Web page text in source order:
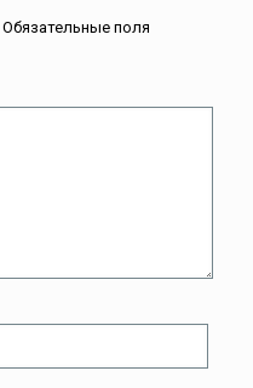
Обязательные поля